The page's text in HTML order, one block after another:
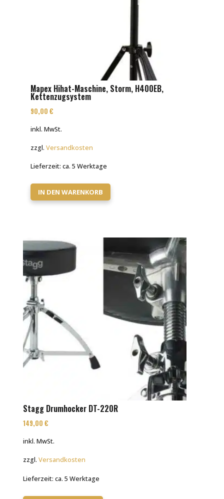
Mapex Hihat-Maschine, Storm, H400EB,
Kettenzugsystem
90,00 €
inkl. MwSt.
zzgl. Versandkosten
Lieferzeit: ca. 5 Werktage
IN DEN WARENKORB
Stagg Drumhocker DT-220R
149,00€
inkl. MwSt.
zzgl.Versandkosten
Lieferzeit:ca. 5 Werktage